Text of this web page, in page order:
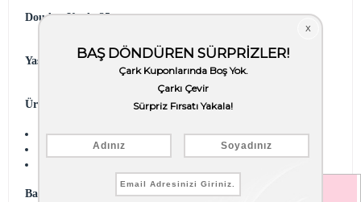
Doudou Koala 35 cm
Yaş Grubu:Yenidoğan ve sonrası için uygundur.
Ürün Özellikleri:
Avrupa CE standartlarına uygundur.
Malzeme: %100 Polyester
Bakım Önerisi: